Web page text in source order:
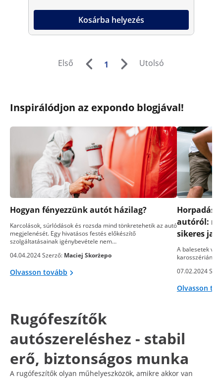
Kosárba helyezés
Első 1 Utolsó
Inspirálódjon az expondo blogjával!
Hogyan fényezzünk autót házilag?
Karcolások, súrlódások és rozsda mind tönkretehetik az autó
megjelenését. Egy hivatásos festés előkészítő
szolgáltatásainak igénybevétele nem…
04.04.2024 Szerző: Maciej Skorżepo
Olvasson tovább
autóról:
sikeres
A balesetek
karosszérián
07.02.2024
Olvasson
Rugófeszítők
autószereléshez - stabil
erő, biztonságos munka
A rugófeszítők olyan műhelyeszközök, amikre akkor van